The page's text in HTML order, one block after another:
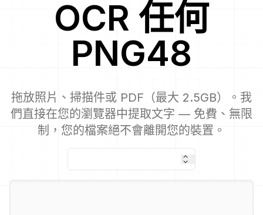
OCR 任何
PNG48
拖放照片、掃描件或 PDF（最大 2.5GB）。我
們直接在您的瀏覽器中提取文字 — 免費、無限
制，您的檔案絕不會離開您的裝置。